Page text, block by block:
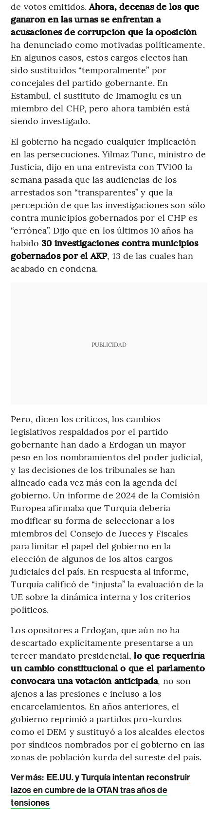
de votos emitidos.Ahora, decenas de los que
ganaron en las urnas se enfrentan a
acusaciones de corrupción que la oposición
ha denunciado como motivadas políticamente.
En algunos casos, estos cargos electos han
sido sustituidos “temporalmente” por
concejales del partido gobernante. En
Estambul, el sustituto de Imamoglu es un
miembro del CHP, pero ahora también está
siendo investigado.
El gobierno ha negado cualquier implicación
en las persecuciones. Yilmaz Tunc, ministro de
Justicia, dijo en una entrevista con TV100 la
semana pasada que las audiencias de los
arrestados son “transparentes” y que la
percepción de que las investigaciones son sólo
contra municipios gobernados por el CHP es
“errónea”. Dijo que en los últimos 10 años ha
habido30 investigaciones contra municipios
gobernados por el AKP, 13 de las cuales han
acabado en condena.
PUBLICIDAD
Pero, dicen los críticos, los cambios
legislativos respaldados por el partido
gobernante han dado a Erdogan un mayor
peso en los nombramientos del poder judicial,
y las decisiones de los tribunales se han
alineado cada vez más con la agenda del
gobierno. Un informe de 2024 de la Comisión
Europea afirmaba que Turquía debería
modificar su forma de seleccionar a los
miembros del Consejo de Jueces y Fiscales
para limitar el papel del gobierno en la
elección de algunos de los altos cargos
judiciales del país. En respuesta al informe,
Turquía calificó de “injusta” la evaluación de la
UE sobre la dinámica interna y los criterios
políticos.
Los opositores a Erdogan, que aún no ha
descartado explícitamente presentarse a un
tercer mandato presidencial,lo que requeriría
un cambio constitucional o que el parlamento
convocara una votación anticipada, no son
ajenos a las presiones e incluso a los
encarcelamientos. En años anteriores, el
gobierno reprimió a partidos pro-kurdos
como el DEM y sustituyó a los alcaldes electos
por síndicos nombrados por el gobierno en las
zonas de población kurda del sureste del país.
Ver más: EE.UU. y Turquía intentan reconstruir
lazos en cumbre de la OTAN tras años de
tensiones